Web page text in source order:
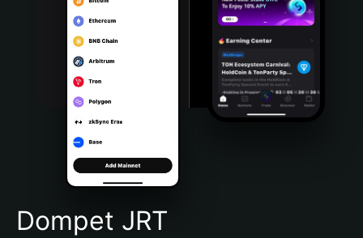
Português (Portugal)
Bahasa Indonesia
Português (Brasil)
Español (Argentina)
Dompet JRT